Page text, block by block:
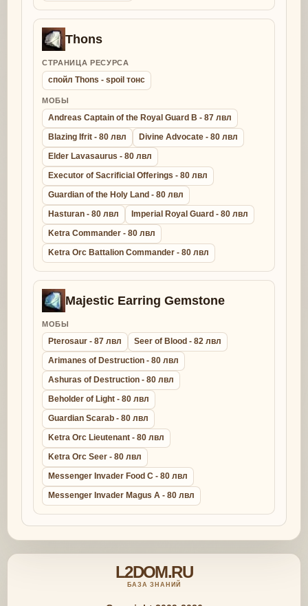
Thons
СТРАНИЦА РЕСУРСА
спойл Thons - spoil тонс
МОБЫ
Andreas Captain of the Royal Guard B - 87 лвл
Blazing Ifrit - 80 лвл
Divine Advocate - 80 лвл
Elder Lavasaurus - 80 лвл
Executor of Sacrificial Offerings - 80 лвл
Guardian of the Holy Land - 80 лвл
Hasturan - 80 лвл
Imperial Royal Guard - 80 лвл
Ketra Commander - 80 лвл
Ketra Orc Battalion Commander - 80 лвл
Majestic Earring Gemstone
МОБЫ
Pterosaur - 87 лвл
Seer of Blood - 82 лвл
Arimanes of Destruction - 80 лвл
Ashuras of Destruction - 80 лвл
Beholder of Light - 80 лвл
Guardian Scarab - 80 лвл
Ketra Orc Lieutenant - 80 лвл
Ketra Orc Seer - 80 лвл
Messenger Invader Food C - 80 лвл
Messenger Invader Magus A - 80 лвл
L2DOM.RU
БАЗА ЗНАНИЙ